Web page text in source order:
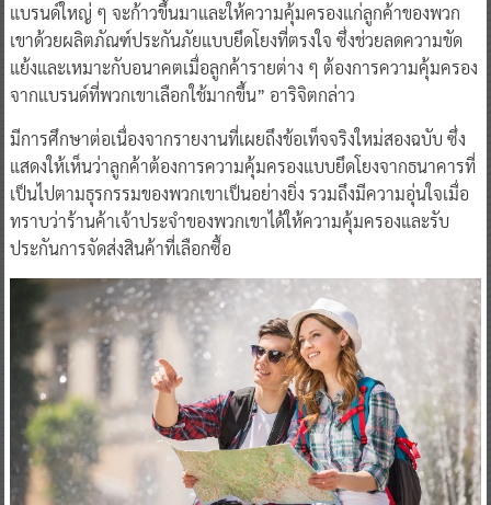
แบรนด์ใหญ่ ๆ จะก้าวขึ้นมาและให้ความคุ้มครองแก่ลูกค้าของพวก
เขาด้วยผลิตภัณฑ์ประกันภัยแบบยึดโยงที่ตรงใจ ซึ่งช่วยลดความขัด
แย้งและเหมาะกับอนาคตเมื่อลูกค้ารายต่าง ๆ ต้องการความคุ้มครอง
จากแบรนด์ที่พวกเขาเลือกใช้มากขึ้น” อาริจิตกล่าว
มีการศึกษาต่อเนื่องจากรายงานที่เผยถึงข้อเท็จจริงใหม่สองฉบับ ซึ่ง
แสดงให้เห็นว่าลูกค้าต้องการความคุ้มครองแบบยึดโยงจากธนาคารที่
เป็นไปตามธุรกรรมของพวกเขาเป็นอย่างยิ่ง รวมถึงมีความอุ่นใจเมื่อ
ทราบว่าร้านค้าเจ้าประจำของพวกเขาได้ให้ความคุ้มครองและรับ
ประกันการจัดส่งสินค้าที่เลือกซื้อ